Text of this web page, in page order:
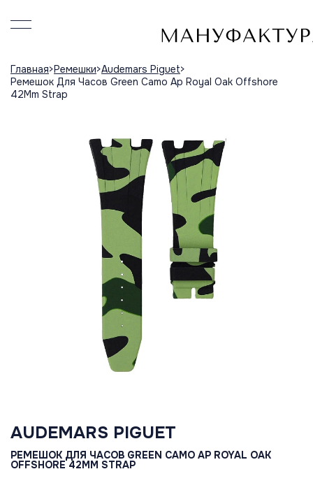
Главная Ремешки Audemars Piguet
Ремешок Для Часов Green Camo Ap Royal Oak Offshore
42Mm Strap
AUDEMARS PIGUET
РЕМЕШОК ДЛЯ ЧАСОВ GREEN CAMO AP ROYAL OAK
OFFSHORE 42MM STRAP